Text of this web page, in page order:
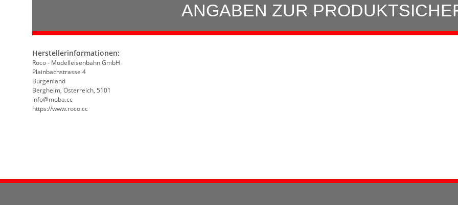
ANGABEN ZUR
Herstellerinformationen:
Roco - Modelleisenbahn GmbH
Plainbachstrasse 4
Burgenland
Bergheim, Österreich, 5101
info@moba.cc
https://www.roco.cc